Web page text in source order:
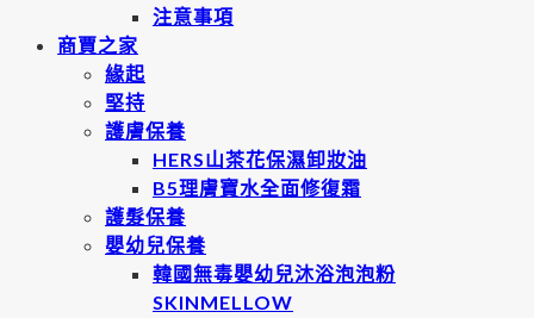
注意事項
商賈之家
緣起
堅持
護膚保養
HERS山茶花保濕卸妝油
B5理膚寶水全面修復霜
護髮保養
嬰幼兒保養
韓國無毒嬰幼兒沐浴泡泡粉
SKINMELLOW